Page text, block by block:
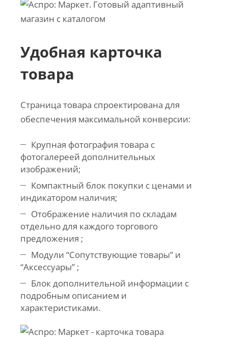
Удобная карточка
товара
Страница товара спроектирована для
обеспечения максимальной конверсии:
Крупная фотография товара с
фотогалереей дополнительных
изображений;
Компактный блок покупки с ценами и
индикатором наличия;
Отображение наличия по складам
отдельно для каждого торгового
предложения ;
Модули “Сопутствующие товары” и
“Аксессуары” ;
Блок дополнительной информации с
подробным описанием и
характеристиками.